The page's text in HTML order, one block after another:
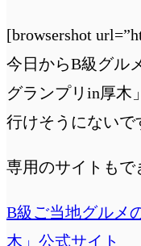
[browsershot
今日からB級グル
グランプリin厚木
行けそうにないで
専用のサイトもで
B級ご当地グルメ
木」公式サイト